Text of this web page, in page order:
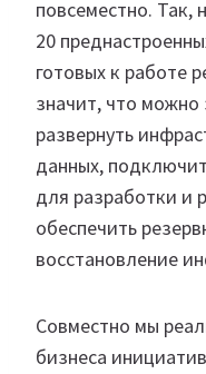
повсеместно. Так,
20
готовых к работе
значит, что можно
развернуть
данных,
для разработки и
обеспечить
восстановление
Совместно мы
бизнеса